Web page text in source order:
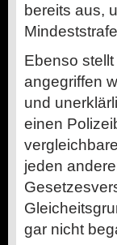
bereits aus,
Ebenso
angegriffen
und
einen
jeden
gar nicht